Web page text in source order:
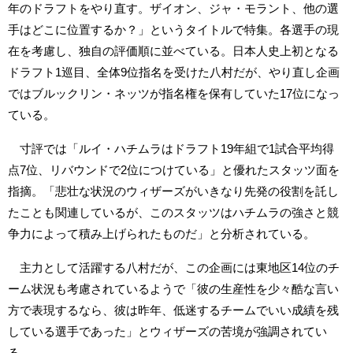
年のドラフトをやり直す。ザイオン、ジャ・モラント、他の選
手はどこに位置するか？」というタイトルで特集。各選手の現
在を考慮し、独自の評価順に並べている。日本人史上初となる
ドラフト1巡目、全体9位指名を受けた八村だが、やり直し企画
ではブルックリン・ネッツが指名権を保有していた17位になっ
ている。
寸評では「ルイ・ハチムラはドラフト19年組で1試合平均得
点7位、リバウンドで2位につけている」と優れたスタッツ面を
指摘。「悲壮な状況のウィザーズがいきなり先発の役割を託し
たことも関連しているが、このスタッツはハチムラの強さと競
争力によって積み上げられたものだ」と分析されている。
主力として活躍する八村だが、この企画には東地区14位のチ
ーム状況も考慮されているようで「彼の生産性を少々酷な言い
方で表現するなら、彼は昨年、低迷するチームでいい成績を残
している選手であった」とウィザーズの苦境が強調されてい